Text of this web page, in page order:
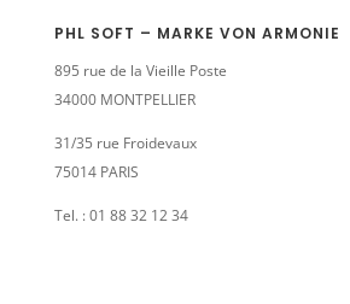
PHL SOFT – MARKE VON ARMONIE
895 rue de la Vieille Poste
34000 MONTPELLIER
31/35 rue Froidevaux
75014 PARIS
Tel. : 01 88 32 12 34